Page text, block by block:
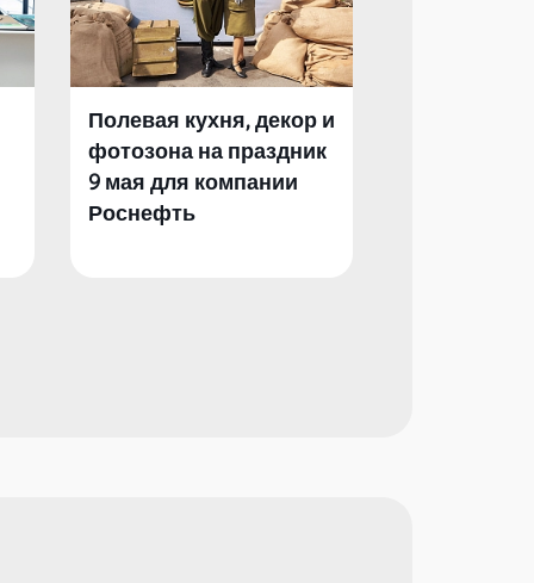
Полевая кухня, декор и
фотозона на праздник
9 мая для компании
Роснефть